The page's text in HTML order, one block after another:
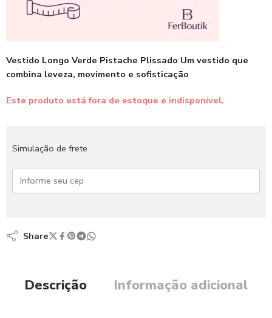
Vestido Longo Verde Pistache Plissado Um vestido que
combina leveza, movimento e sofisticação
Este produto está fora de estoque e indisponível.
Simulação de frete
Share
Descrição Informação adicional